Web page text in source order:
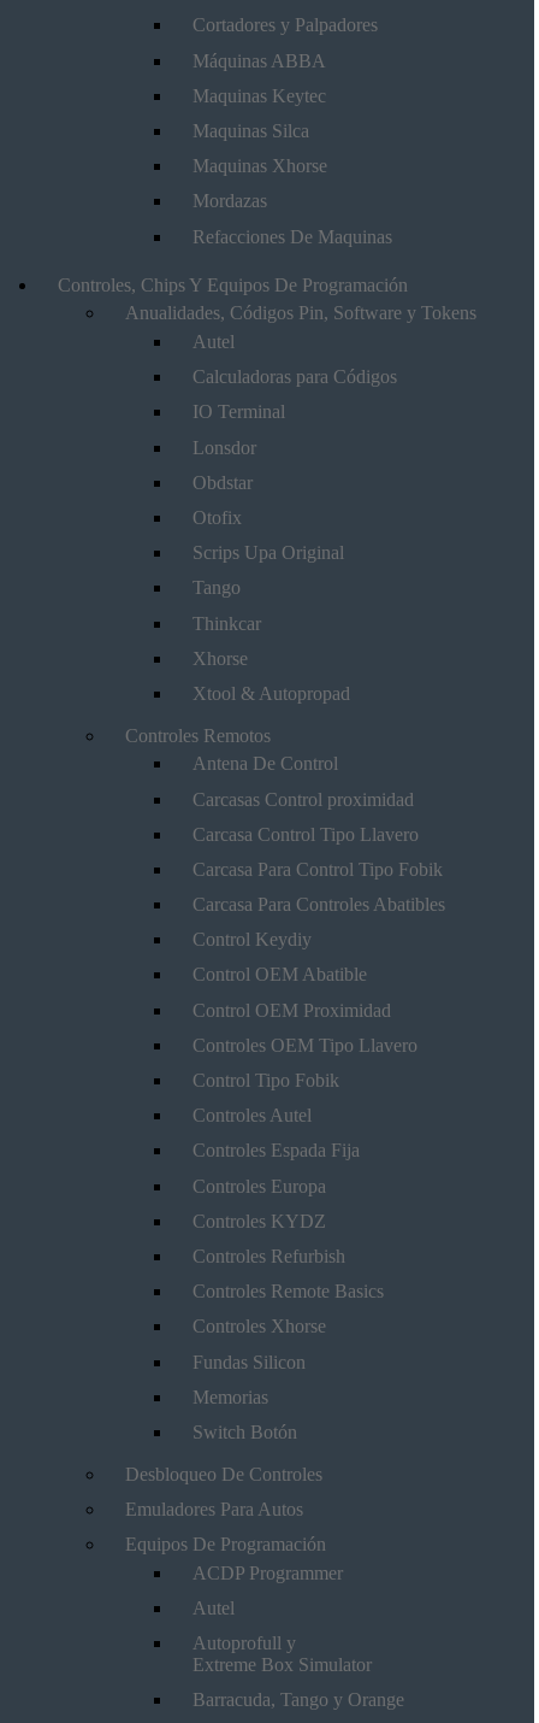
Cortadores y Palpadores
Máquinas ABBA
Maquinas Keytec
Maquinas Silca
Maquinas Xhorse
Mordazas
Refacciones De Maquinas
Controles, Chips Y Equipos De Programación
Anualidades, Códigos Pin, Software y Tokens
Autel
Calculadoras para Códigos
IO Terminal
Lonsdor
Obdstar
Otofix
Scrips Upa Original
Tango
Thinkcar
Xhorse
Xtool & Autopropad
Controles Remotos
Antena De Control
Carcasas Control proximidad
Carcasa Control Tipo Llavero
Carcasa Para Control Tipo Fobik
Carcasa Para Controles Abatibles
Control Keydiy
Control OEM Abatible
Control OEM Proximidad
Controles OEM Tipo Llavero
Control Tipo Fobik
Controles Autel
Controles Espada Fija
Controles Europa
Controles KYDZ
Controles Refurbish
Controles Remote Basics
Controles Xhorse
Fundas Silicon
Memorias
Switch Botón
Desbloqueo De Controles
Emuladores Para Autos
Equipos De Programación
ACDP Programmer
Autel
Autoprofull y
Extreme Box Simulator
Barracuda, Tango y Orange